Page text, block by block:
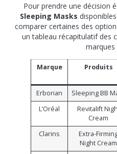
Pour prendre une décision
Sleeping Masks
comparer certaines des
un tableau récapitulatif des
marques
Marque Produits
Erborian
Sleeping BB
L’Oréal
Revitalift
Cream
Clarins
Extra-
Night Cream